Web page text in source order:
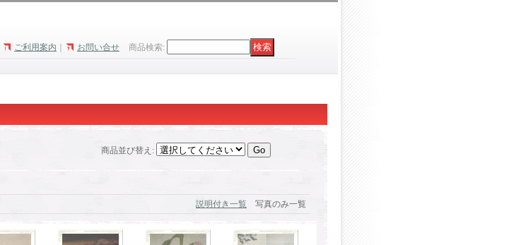
ご利用案内 お問い合せ 商品検索:
商品並び替え :
説明付き一覧 写真のみ一覧